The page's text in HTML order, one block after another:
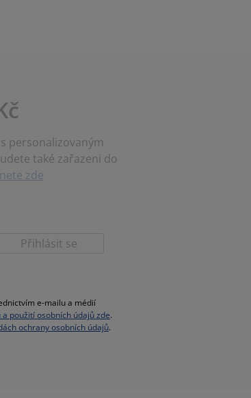
personalizovaným
také zařazeni do
zde
Přihlásit se
e-mailu a médií
použití osobních údajů zde.
ochrany osobních údajů.